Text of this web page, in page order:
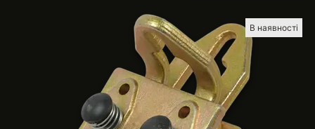
В наявності